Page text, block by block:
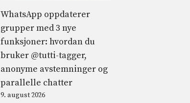
WhatsApp oppdaterer
grupper med 3 nye
funksjoner: hvordan du
bruker @tutti-tagger,
anonyme avstemninger og
parallelle chatter
9. august 2026